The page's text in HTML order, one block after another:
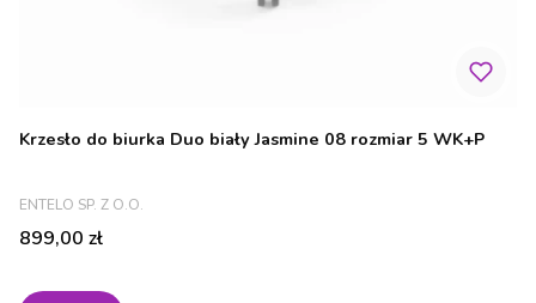
Krzesło do biurka Duo biały Jasmine 08 rozmiar 5 WK+P
PRODUCENT
ENTELO SP. Z O.O.
Cena
899,00 zł